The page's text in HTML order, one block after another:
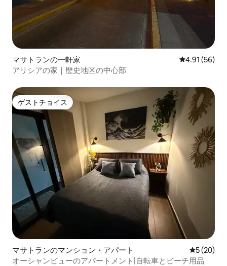
マサトランの一軒家 レビュー56
4.91 (56)
アリシアの家｜歴史地区の中心部
ゲストチョイス
ゲストチョイス
マサトランのマンション・アパート レビュー
5 (20)
オーシャンビューのアパートメント|自転車とビーチ用品